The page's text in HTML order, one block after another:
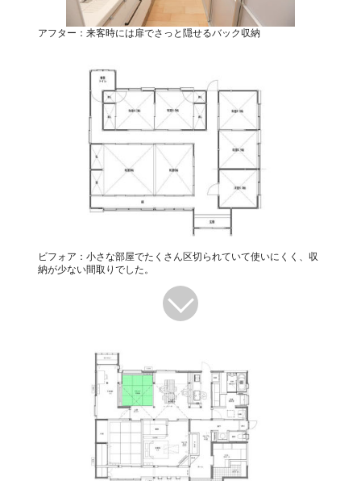
アフター：来客時には扉でさっと隠せるバック収納
ビフォア：小さな部屋でたくさん区切られていて使いにくく、収
納が少ない間取りでした。